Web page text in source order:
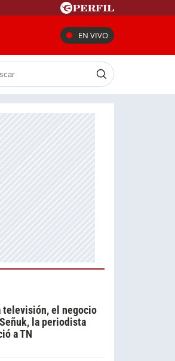
EN VIVO
televisión, el negocio
la periodista
a TN